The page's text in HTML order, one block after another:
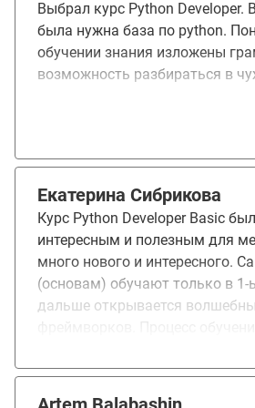
такие сроки, но я себе такую
целом я доволен собой, что
Курс думаю можно улучшить.
давать вводную часть, где
полученные навыки в своих
по созданию и развертыванию
сервисов.
Выбрал курс Python Developer.
была нужна база по python.
обучении знания изложены
возможность разбираться в
Екатерина Сибрикова
Курс Python Developer Basic
интересным и полезным для
много нового и интересного.
(основам) обучают только в 1-
дальше открывается
точно не подходит, придётся
документации и